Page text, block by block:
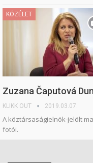
KÖZÉLET
Zuzana Čaputová
KLIKK OUT 2019.03.07.
A köztársaságielnök-jelölt
fotói.